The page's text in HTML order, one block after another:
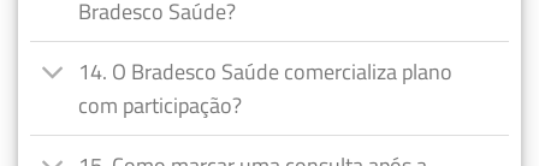
Bradesco Saúde?
14. O Bradesco Saúde comercializa plano
com participação?